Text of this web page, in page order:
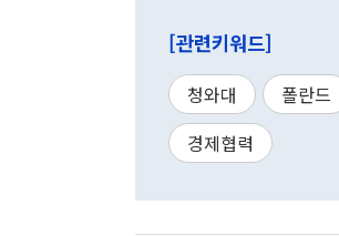
[관련키워드]
청와대 폴란드
경제협력